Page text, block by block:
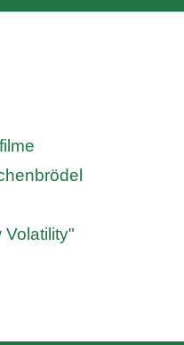
Volatility"